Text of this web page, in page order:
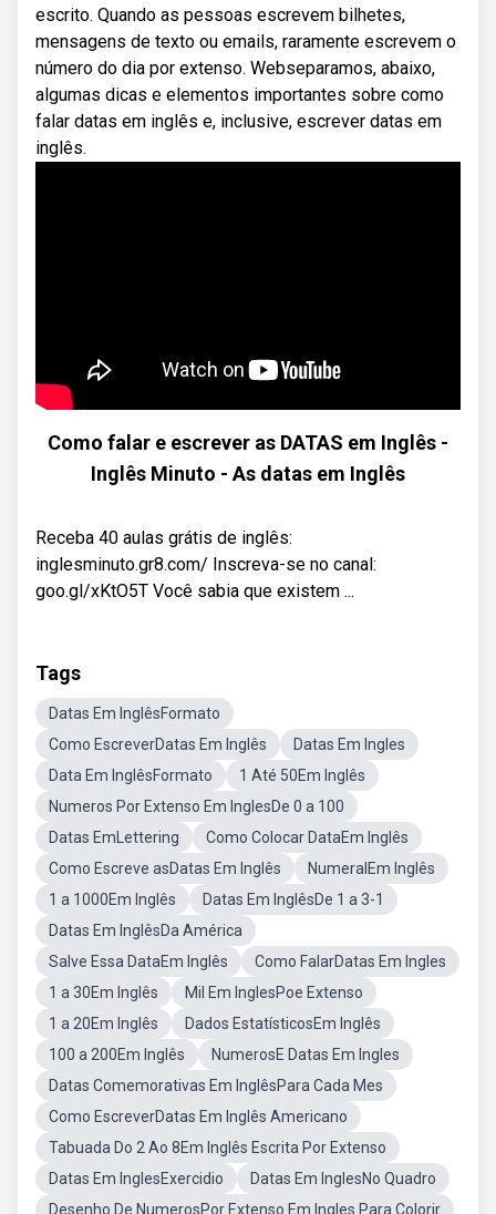
escrito. Quando as pessoas escrevem bilhetes,
mensagens de texto ou emails, raramente escrevem o
número do dia por extenso. Webseparamos, abaixo,
algumas dicas e elementos importantes sobre como
falar datas em inglês e, inclusive, escrever datas em
inglês.
Como falar e escrever as DATAS em Inglês -
Inglês Minuto - As datas em Inglês
Receba 40 aulas grátis de inglês:
inglesminuto.gr8.com/ Inscreva-se no canal:
goo.gl/xKtO5T Você sabia que existem ...
Tags
Datas Em InglêsFormato
Como EscreverDatas Em Inglês
Datas Em Ingles
Data Em InglêsFormato
1 Até 50Em Inglês
Numeros Por Extenso Em InglesDe 0 a 100
Datas EmLettering
Como Colocar DataEm Inglês
Como Escreve asDatas Em Inglês
NumeralEm Inglês
1 a 1000Em Inglês
Datas Em InglêsDe 1 a 3-1
Datas Em InglêsDa América
Salve Essa DataEm Inglês
Como FalarDatas Em Ingles
1 a 30Em Inglês
Mil Em InglesPoe Extenso
1 a 20Em Inglês
Dados EstatísticosEm Inglês
100 a 200Em Inglês
NumerosE Datas Em Ingles
Datas Comemorativas Em InglêsPara Cada Mes
Como EscreverDatas Em Inglês Americano
Tabuada Do 2 Ao 8Em Inglês Escrita Por Extenso
Datas Em InglesExercidio
Datas Em InglesNo Quadro
Desenho De NumerosPor Extenso Em Ingles Para Colorir